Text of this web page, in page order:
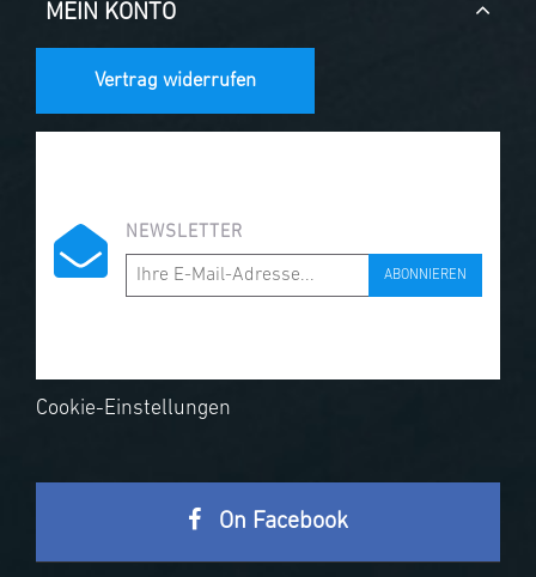
MEIN KONTO
Vertrag widerrufen
NEWSLETTER
ABONNIEREN
Cookie-Einstellungen
On Facebook